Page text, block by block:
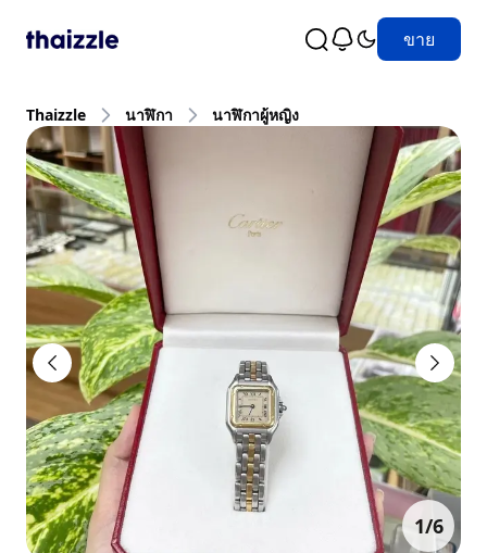
ขาย
Thaizzle นาฬิกา นาฬิกาผู้หญิง
1/6